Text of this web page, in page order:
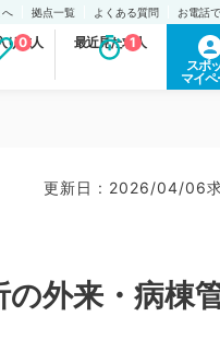
へ 拠点一覧 よくある質問 お電話
り求人
0 最近見た求人
1
スポ
マイペ
更新日 : 2026/04/06
外来・病棟